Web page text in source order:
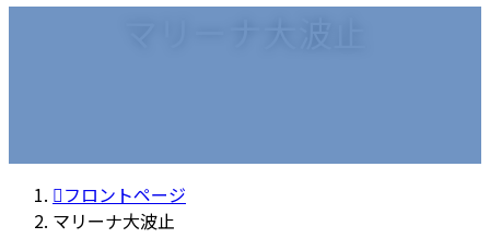
フロントページ
マリーナ大波止